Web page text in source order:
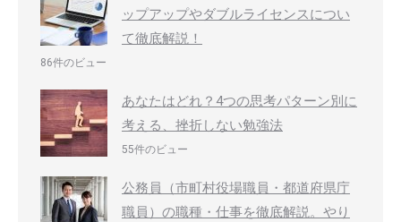
ップアップやダブルライセンスについ
て徹底解説！
86件のビュー
あなたはどれ？4つの思考パターン別に
考える、挫折しない勉強法
55件のビュー
公務員（市町村役場職員・都道府県庁
職員）の職種・仕事を徹底解説。やり